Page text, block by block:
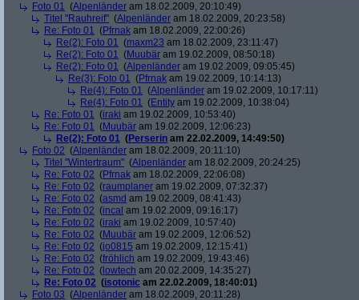
Foto 01 (Alpenländer am 18.02.2009, 20:10:49)
Titel "Rauhreif" (Alpenländer am 18.02.2009, 20:23:58)
Re: Foto 01 (Pfrnak am 18.02.2009, 22:00:26)
Re(2): Foto 01 (maxm23 am 18.02.2009, 23:11:47)
Re(2): Foto 01 (Muubär am 19.02.2009, 08:50:18)
Re(2): Foto 01 (Alpenländer am 19.02.2009, 09:05:45)
Re(3): Foto 01 (Pfrnak am 19.02.2009, 10:14:13)
Re(4): Foto 01 (Alpenländer am 19.02.2009, 10:17:11)
Re(4): Foto 01 (Entity am 19.02.2009, 10:38:04)
Re: Foto 01 (iraki am 19.02.2009, 10:53:40)
Re: Foto 01 (Muubär am 19.02.2009, 12:06:23)
Re(2): Foto 01 (Perserin am 22.02.2009, 14:49:50)
Foto 02 (Alpenländer am 18.02.2009, 20:11:10)
Titel "Wintertraum" (Alpenländer am 18.02.2009, 20:24:25)
Re: Foto 02 (Pfrnak am 18.02.2009, 22:06:08)
Re: Foto 02 (raumplaner am 19.02.2009, 07:32:37)
Re: Foto 02 (asmd am 19.02.2009, 08:41:43)
Re: Foto 02 (incal am 19.02.2009, 09:16:17)
Re: Foto 02 (iraki am 19.02.2009, 10:57:40)
Re: Foto 02 (Muubär am 19.02.2009, 12:06:52)
Re: Foto 02 (jo0815 am 19.02.2009, 12:15:41)
Re: Foto 02 (fröhlich am 19.02.2009, 19:43:46)
Re: Foto 02 ( lowtech am 20.02.2009, 14:35:27)
Re: Foto 02 (isotonic am 22.02.2009, 18:40:01)
Foto 03 (Alpenländer am 18.02.2009, 20:11:28)